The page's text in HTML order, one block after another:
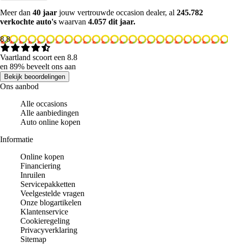
Meer dan 40 jaar jouw vertrouwde occasion dealer, al 245.782
verkochte auto's waarvan 4.057 dit jaar.
8.8
Vaartland scoort een 8.8
en 89% beveelt ons aan
Bekijk beoordelingen
Ons aanbod
Alle occasions
Alle aanbiedingen
Auto online kopen
Informatie
Online kopen
Financiering
Inruilen
Servicepakketten
Veelgestelde vragen
Onze blogartikelen
Klantenservice
Cookieregeling
Privacyverklaring
Sitemap